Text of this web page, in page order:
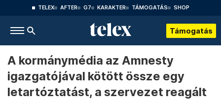
TELEX AFTER G7 KARAKTER TÁMOGATÁS SHOP
Támogatás
A kormánymédia az Amnesty
igazgatójával kötött össze egy
letartóztatást, a szervezet reagált